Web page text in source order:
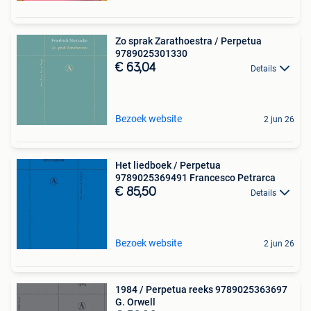
Zo sprak Zarathoestra / Perpetua
9789025301330
€ 63,04 Details
Bezoek website 2 jun 26
Het liedboek / Perpetua
9789025369491 Francesco Petrarca
€ 85,50 Details
Bezoek website 2 jun 26
1984 / Perpetua reeks 9789025363697
G. Orwell